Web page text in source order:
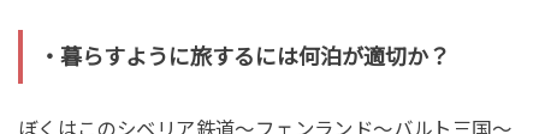
・暮らすように旅するには何泊が適切か？
ぼくはこのシベリア鉄道〜フェンランド〜バルト三国〜